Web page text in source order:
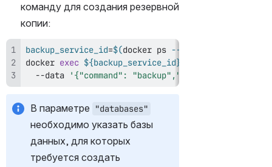
команду для создания резервной
копии:
backup_service_id=$(docker ps --format
docker exec ${backup_service_id}
  --data
'{"command":
В параметрe "databases"
необходимо указать базы
данных, для которых
требуется создать